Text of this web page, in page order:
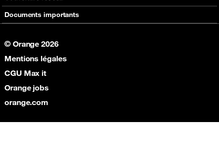
Boutique
Fondation Orange
Documents importants
© Orange 2026
Mentions légales
CGU Max it
Orange jobs
orange.com